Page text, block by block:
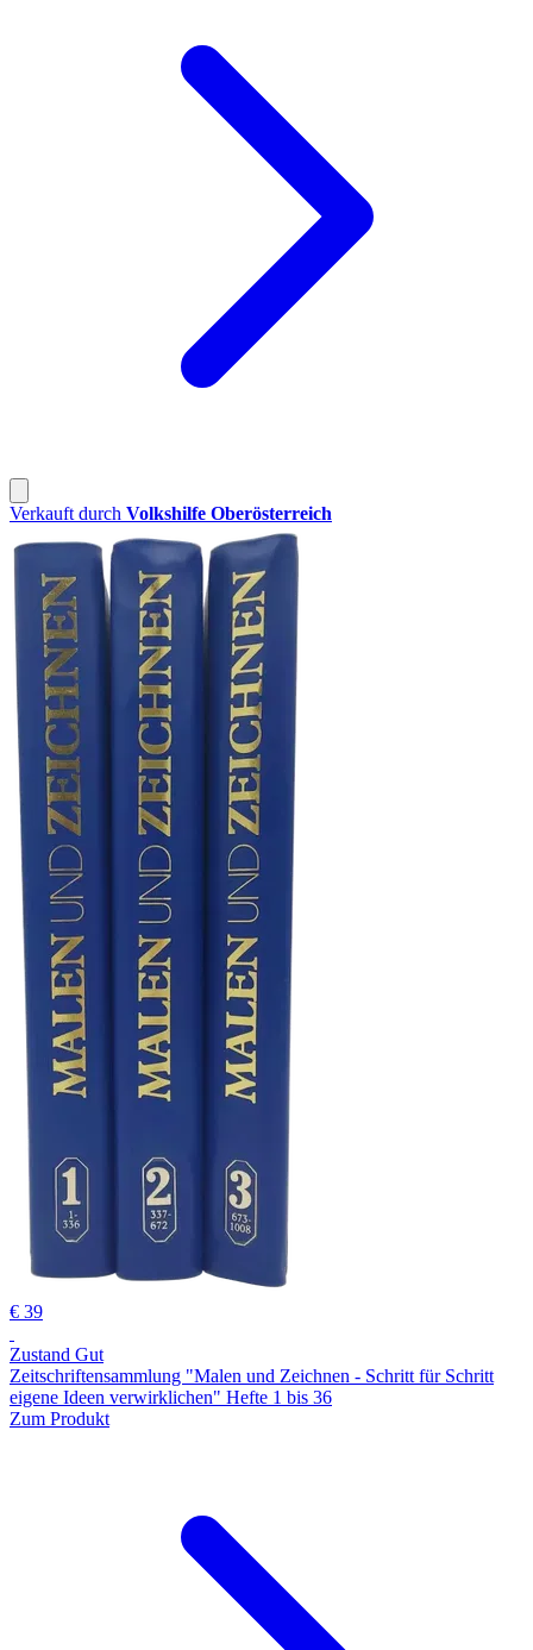
Verkauft durch Volkshilfe Oberösterreich
€ 39
Zustand Gut
Zeitschriftensammlung "Malen und Zeichnen - Schritt für Schritt
eigene Ideen verwirklichen" Hefte 1 bis 36
Zum Produkt